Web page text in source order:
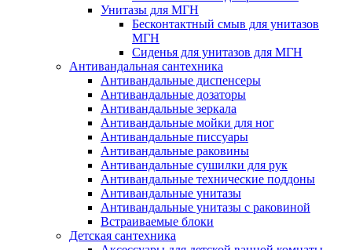
Унитазы для МГН
Бесконтактный смыв для унитазов
МГН
Сиденья для унитазов для МГН
Антивандальная сантехника
Антивандальные диспенсеры
Антивандальные дозаторы
Антивандальные зеркала
Антивандальные мойки для ног
Антивандальные писсуары
Антивандальные раковины
Антивандальные сушилки для рук
Антивандальные технические поддоны
Антивандальные унитазы
Антивандальные унитазы с раковиной
Встраиваемые блоки
Детская сантехника